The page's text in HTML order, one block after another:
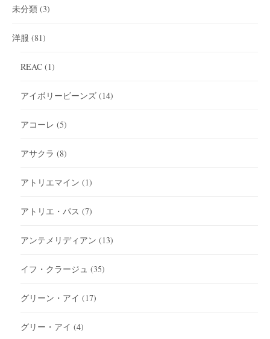
未分類 (3)
洋服 (81)
REAC (1)
アイボリービーンズ (14)
アコーレ (5)
アサクラ (8)
アトリエマイン (1)
アトリエ・パス (7)
アンテメリディアン (13)
イフ・クラージュ (35)
グリーン・アイ (17)
グリー・アイ (4)